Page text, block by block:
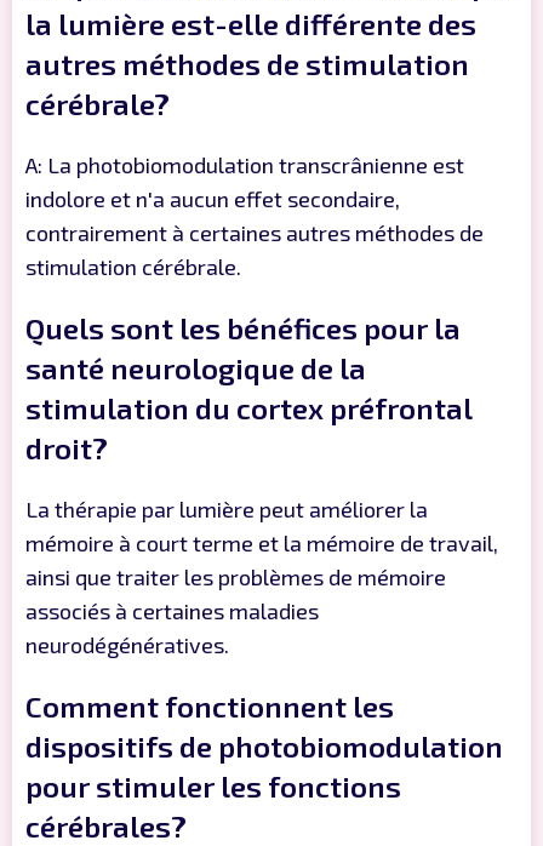
la lumière est-elle différente des
autres méthodes de stimulation
cérébrale?
A: La photobiomodulation transcrânienne est
indolore et n'a aucun effet secondaire,
contrairement à certaines autres méthodes de
stimulation cérébrale.
Quels sont les bénéfices pour la
santé neurologique de la
stimulation du cortex préfrontal
droit?
La thérapie par lumière peut améliorer la
mémoire à court terme et la mémoire de travail,
ainsi que traiter les problèmes de mémoire
associés à certaines maladies
neurodégénératives.
Comment fonctionnent les
dispositifs de photobiomodulation
pour stimuler les fonctions
cérébrales?